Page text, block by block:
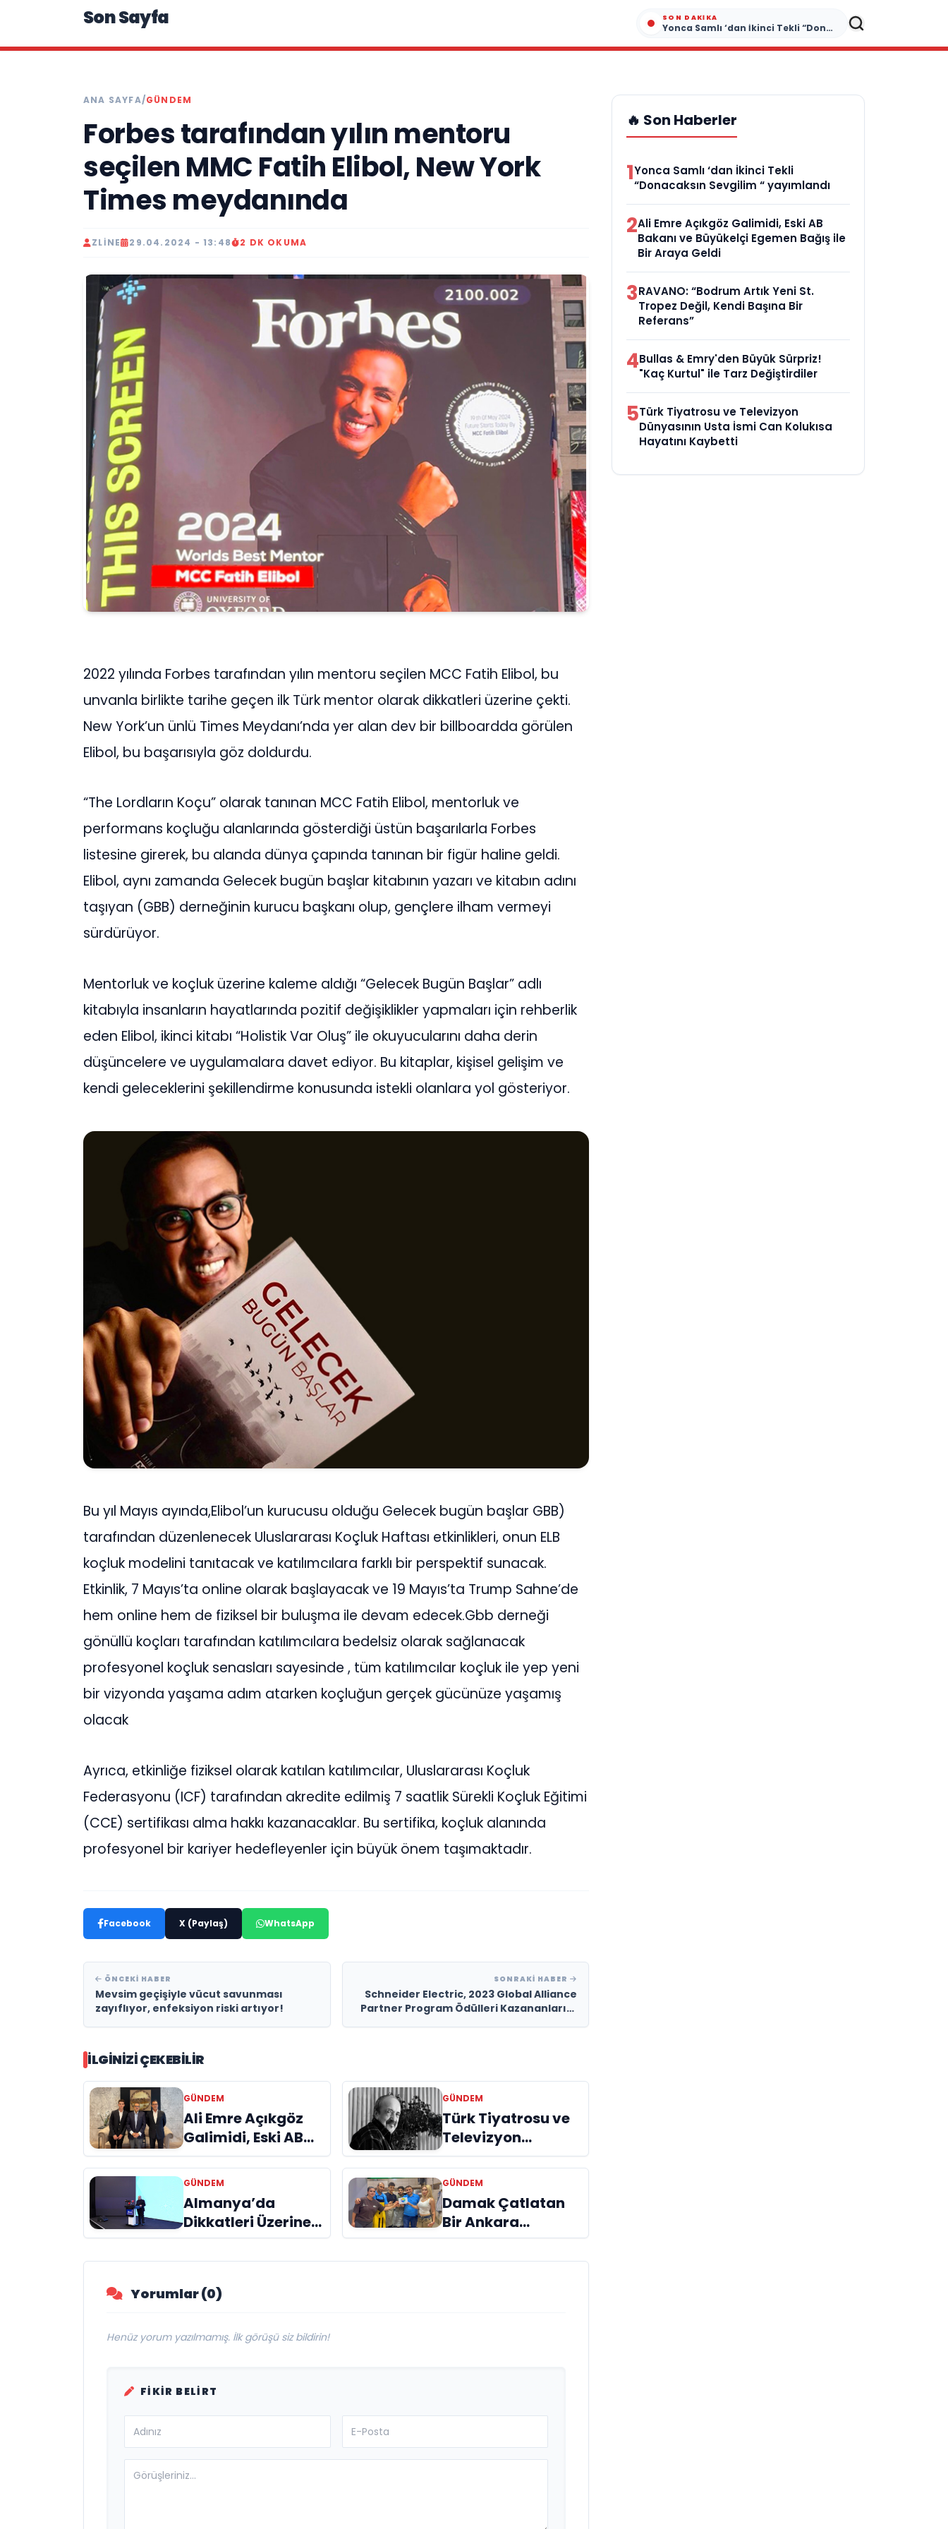
Son Sayfa SON DAKIKA
Yonca Samlı ‘dan İkinci Tekli “Donacaksın Sevgilim “ yayımlandı
ANA SAYFA/GÜNDEM
Forbes tarafından yılın mentoru
seçilen MMC Fatih Elibol, New York
Times meydanında
ZLINE 29.04.2024 - 13:48 2 DK OKUMA
2022 yılında Forbes tarafından yılın mentoru seçilen MCC Fatih Elibol, bu
unvanla birlikte tarihe geçen ilk Türk mentor olarak dikkatleri üzerine çekti.
New York’un ünlü Times Meydanı’nda yer alan dev bir billboardda görülen
Elibol, bu başarısıyla göz doldurdu.
“The Lordların Koçu” olarak tanınan MCC Fatih Elibol, mentorluk ve
performans koçluğu alanlarında gösterdiği üstün başarılarla Forbes
listesine girerek, bu alanda dünya çapında tanınan bir figür haline geldi.
Elibol, aynı zamanda Gelecek bugün başlar kitabının yazarı ve kitabın adını
taşıyan (GBB) derneğinin kurucu başkanı olup, gençlere ilham vermeyi
sürdürüyor.
Mentorluk ve koçluk üzerine kaleme aldığı “Gelecek Bugün Başlar” adlı
kitabıyla insanların hayatlarında pozitif değişiklikler yapmaları için rehberlik
eden Elibol, ikinci kitabı “Holistik Var Oluş” ile okuyucularını daha derin
düşüncelere ve uygulamalara davet ediyor. Bu kitaplar, kişisel gelişim ve
kendi geleceklerini şekillendirme konusunda istekli olanlara yol gösteriyor.
Bu yıl Mayıs ayında,Elibol’un kurucusu olduğu Gelecek bugün başlar GBB)
tarafından düzenlenecek Uluslararası Koçluk Haftası etkinlikleri, onun ELB
koçluk modelini tanıtacak ve katılımcılara farklı bir perspektif sunacak.
Etkinlik, 7 Mayıs’ta online olarak başlayacak ve 19 Mayıs’ta Trump Sahne’de
hem online hem de fiziksel bir buluşma ile devam edecek.Gbb derneği
gönüllü koçları tarafından katılımcılara bedelsiz olarak sağlanacak
profesyonel koçluk senasları sayesinde , tüm katılımcılar koçluk ile yep yeni
bir vizyonda yaşama adım atarken koçluğun gerçek gücünüze yaşamış
olacak
Ayrıca, etkinliğe fiziksel olarak katılan katılımcılar, Uluslararası Koçluk
Federasyonu (ICF) tarafından akredite edilmiş 7 saatlik Sürekli Koçluk Eğitimi
(CCE) sertifikası alma hakkı kazanacaklar. Bu sertifika, koçluk alanında
profesyonel bir kariyer hedefleyenler için büyük önem taşımaktadır.
Facebook X (Paylaş) WhatsApp
ÖNCEKI HABER
Mevsim geçişiyle vücut savunması
zayıflıyor, enfeksiyon riski artıyor!
SONRAKI HABER
Schneider Electric, 2023 Global Alliance
Partner Program Ödülleri Kazananlarını
İLGINIZI ÇEKEBILIR
GÜNDEM
Ali Emre Açıkgöz
Galimidi, Eski AB
Bakanı ve
Büyükelçi Egemen
Bağış ile Bir Araya
Geldi
GÜNDEM
Türk Tiyatrosu ve
Televizyon
Dünyasının Usta
İsmi Can Kolukısa
Hayatını Kaybetti
GÜNDEM
Almanya’da
Dikkatleri Üzerine
Çeken Türk
Firması: Taşyapı
GÜNDEM
Damak Çatlatan
Bir Ankara
Hikâyesi
Aydınlıkevler’in
Yorumlar (0)
Henüz yorum yazılmamış. İlk görüşü siz bildirin!
FIKIR BELIRT
🔥 Son Haberler
1Yonca Samlı ‘dan İkinci Tekli
“Donacaksın Sevgilim “ yayımlandı
2Ali Emre Açıkgöz Galimidi, Eski AB
Bakanı ve Büyükelçi Egemen Bağış ile
Bir Araya Geldi
3RAVANO: “Bodrum Artık Yeni St.
Tropez Değil, Kendi Başına Bir
Referans”
4Bullas & Emry'den Büyük Sürpriz!
"Kaç Kurtul" ile Tarz Değiştirdiler
5Türk Tiyatrosu ve Televizyon
Dünyasının Usta İsmi Can Kolukısa
Hayatını Kaybetti